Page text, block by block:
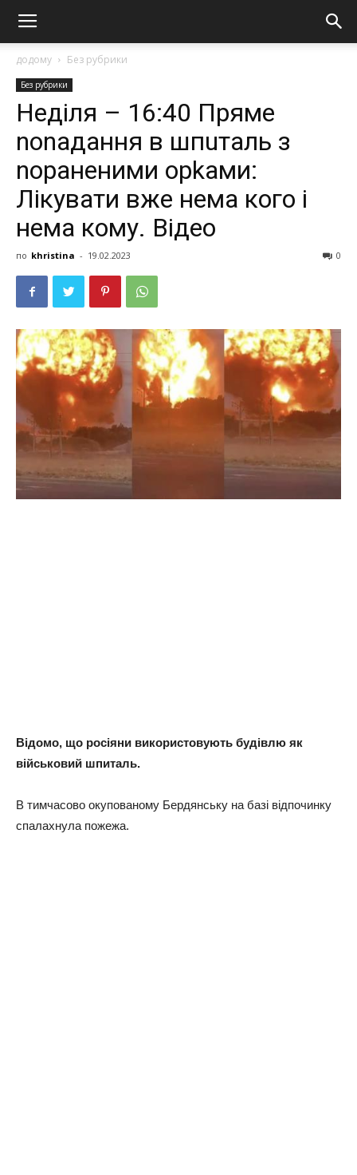
додому Без рубрики
Без рубрики
Неділя – 16:40 Пряме
nоnадання в шпuталь з
nораненими орkами:
Лікувати вже нема кого і
нема кому. Відео
по khristina - 19.02.2023 0
Відомо, що росіяни використовують будівлю як
військовий шпиталь.
В тимчасово окупованому Бердянську на базі відпочинку
спалахнула пожежа.